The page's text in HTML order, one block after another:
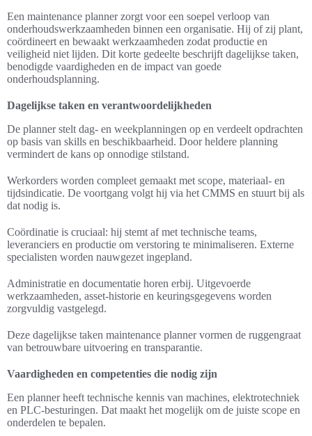
Een maintenance planner zorgt voor een soepel verloop van
onderhoudswerkzaamheden binnen een organisatie. Hij of zij plant,
coördineert en bewaakt werkzaamheden zodat productie en
veiligheid niet lijden. Dit korte gedeelte beschrijft dagelijkse taken,
benodigde vaardigheden en de impact van goede
onderhoudsplanning.
Dagelijkse taken en verantwoordelijkheden
De planner stelt dag- en weekplanningen op en verdeelt opdrachten
op basis van skills en beschikbaarheid. Door heldere planning
vermindert de kans op onnodige stilstand.
Werkorders worden compleet gemaakt met scope, materiaal- en
tijdsindicatie. De voortgang volgt hij via het CMMS en stuurt bij als
dat nodig is.
Coördinatie is cruciaal: hij stemt af met technische teams,
leveranciers en productie om verstoring te minimaliseren. Externe
specialisten worden nauwgezet ingepland.
Administratie en documentatie horen erbij. Uitgevoerde
werkzaamheden, asset‑historie en keuringsgegevens worden
zorgvuldig vastgelegd.
Deze dagelijkse taken maintenance planner vormen de ruggengraat
van betrouwbare uitvoering en transparantie.
Vaardigheden en competenties die nodig zijn
Een planner heeft technische kennis van machines, elektrotechniek
en PLC‑besturingen. Dat maakt het mogelijk om de juiste scope en
onderdelen te bepalen.